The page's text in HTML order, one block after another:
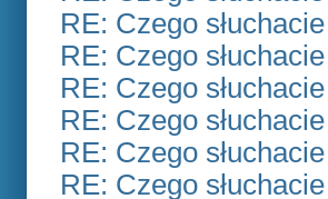
RE: Czego
RE: Czego
RE: Czego
RE: Czego
RE: Czego
RE: Czego